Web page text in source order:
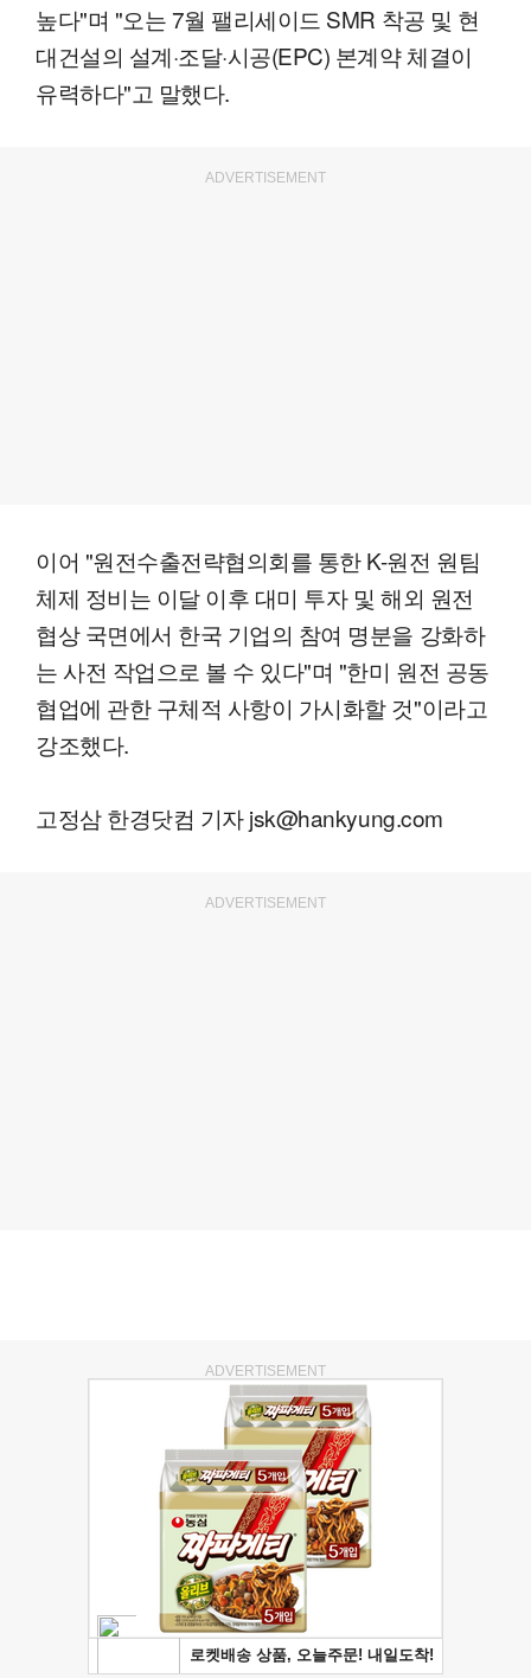
높다"며 "오는 7월 팰리세이드 SMR 착공 및 현
대건설의 설계·조달·시공(EPC) 본계약 체결이
유력하다"고 말했다.
ADVERTISEMENT
이어 "원전수출전략협의회를 통한 K-원전 원팀
체제 정비는 이달 이후 대미 투자 및 해외 원전
협상 국면에서 한국 기업의 참여 명분을 강화하
는 사전 작업으로 볼 수 있다"며 "한미 원전 공동
협업에 관한 구체적 사항이 가시화할 것"이라고
강조했다.
고정삼 한경닷컴 기자 jsk@hankyung.com
ADVERTISEMENT
ADVERTISEMENT